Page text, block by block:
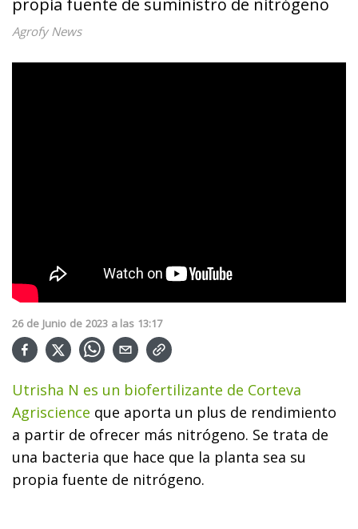
propia fuente de suministro de nitrógeno
Agrofy News
26 de Junio de 2023 a las 13:17
Utrisha N es un biofertilizante de Corteva
Agriscience que aporta un plus de rendimiento
a partir de ofrecer más nitrógeno. Se trata de
una bacteria que hace que la planta sea su
propia fuente de nitrógeno.